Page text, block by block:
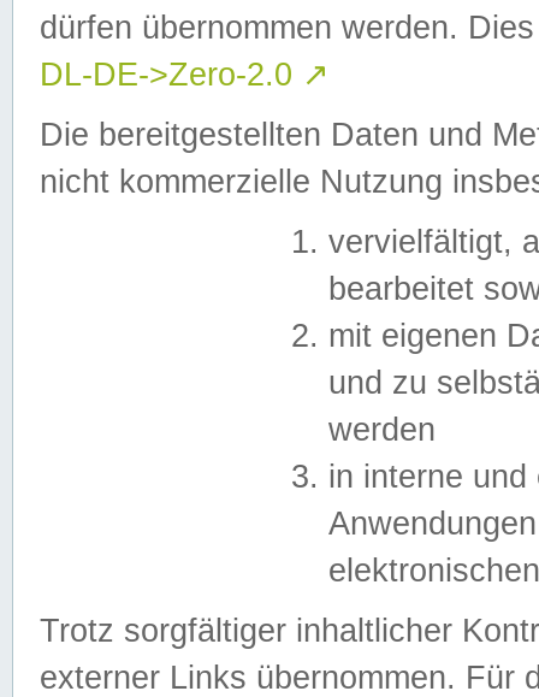
dürfen übernommen werden.
DL-DE->Zero-2.0 ↗
Die bereitgestellten Daten und
nicht kommerzielle Nutzung
vervielfältigt,
bearbeitet
mit eigenen
und zu
werden
in interne
Trotz sorgfältiger inhaltlicher
externer Links übernommen. Für